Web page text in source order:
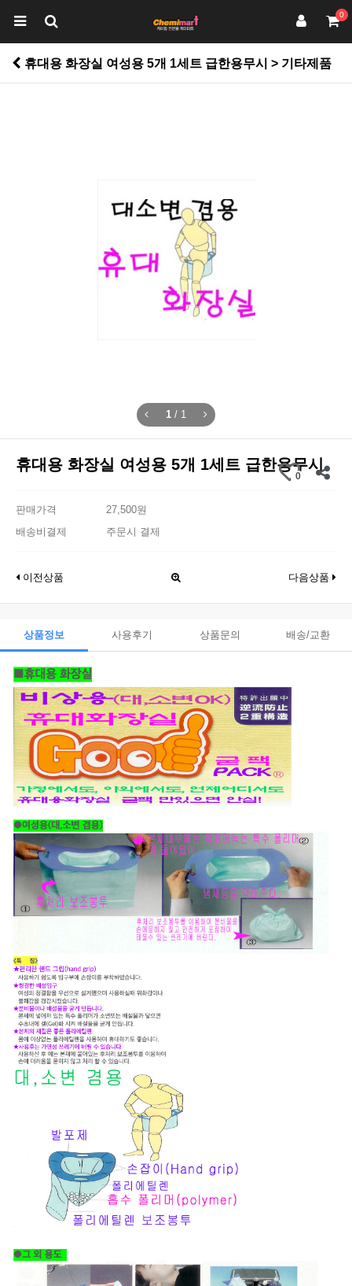
0
휴대용 화장실 여성용 5개 1세트 급한용무시 > 기타제품
1 / 1
휴대용 화장실 여성용 5개 1세트 급한용무시
0
판매가격
27,500원
배송비결제
주문시 결제
이전상품 다음상품
상품정보 사용후기 상품문의 배송/교환